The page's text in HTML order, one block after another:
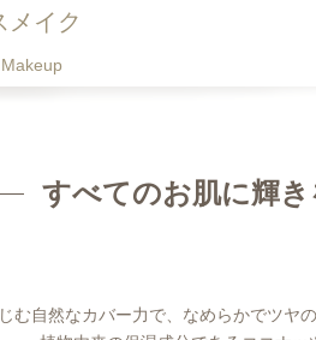
メイク
Makeup
すべてのお肌に輝き
む自然なカバー力で、なめらかでツヤ